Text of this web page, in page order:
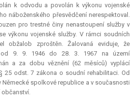
k odvodu a povolán k výkonu vojenské
náboženského přesvědčení nerespektoval.
pro trestné činy nenastoupení služby v
výkonu vojenské služby. V rámci soudních
obžalob zproštěn. Žalovaná eviduje, že
9. 9. 1946 do 28. 3. 1967 na území
a za dobu věznění (62 měsíců) vyplácí
25 odst. 7 zákona o soudní rehabilitaci. Od
Německé spolkové republice a v současnosti
občanství.